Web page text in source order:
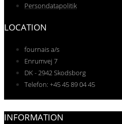
Persondatapolitik
LOCATION
fournais a/s
Enrumvej 7
DK - 2942 Skodsborg
Telefon: +45 45 89 04 45
INFORMATION